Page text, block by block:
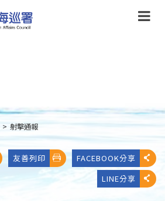
> 射擊通報
友善列印
FACEBOOK分享
LINE分享